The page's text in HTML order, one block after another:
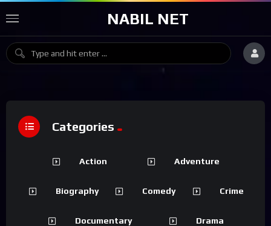
NABIL NET
Categories
Action Adventure
Biography Comedy Crime
Documentary Drama